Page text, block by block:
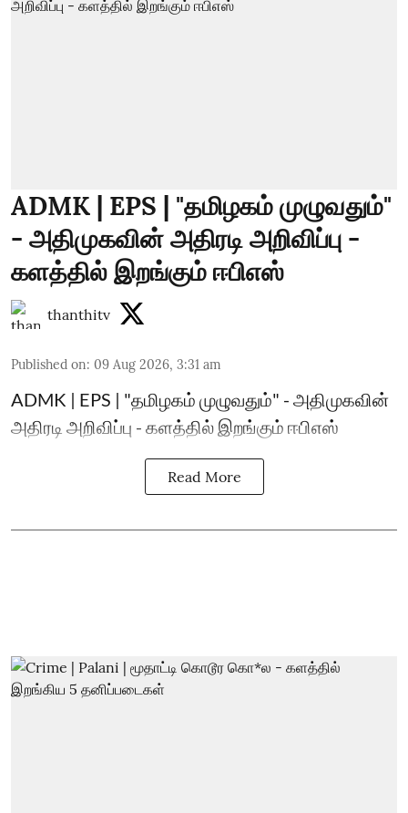
ADMK | EPS | "தமிழகம் முழுவதும்"
- அதிமுகவின் அதிரடி அறிவிப்பு -
களத்தில் இறங்கும் ஈபிஎஸ்
thanthitv
Published on: 09 Aug 2026, 3:31 am
ADMK | EPS | "தமிழகம் முழுவதும்" - அதிமுகவின்
அதிரடி அறிவிப்பு - களத்தில் இறங்கும் ஈபிஎஸ்
Read More